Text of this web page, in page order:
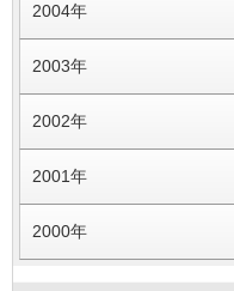
2004年
2003年
2002年
2001年
2000年